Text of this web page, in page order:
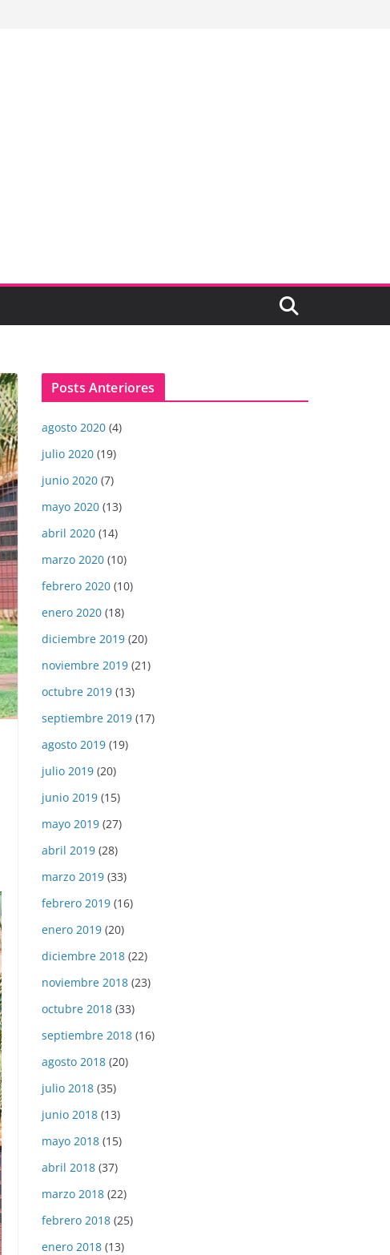
Posts Anteriores
agosto 2020 (4)
julio 2020 (19)
junio 2020 (7)
mayo 2020 (13)
abril 2020 (14)
marzo 2020 (10)
febrero 2020 (10)
enero 2020 (18)
diciembre 2019 (20)
noviembre 2019 (21)
octubre 2019 (13)
septiembre 2019 (17)
agosto 2019 (19)
julio 2019 (20)
junio 2019 (15)
mayo 2019 (27)
abril 2019 (28)
marzo 2019 (33)
febrero 2019 (16)
enero 2019 (20)
diciembre 2018 (22)
noviembre 2018 (23)
octubre 2018 (33)
septiembre 2018 (16)
agosto 2018 (20)
julio 2018 (35)
junio 2018 (13)
mayo 2018 (15)
abril 2018 (37)
marzo 2018 (22)
febrero 2018 (25)
enero 2018 (13)